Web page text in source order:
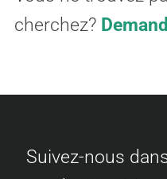
cherchez?
Suivez-nous